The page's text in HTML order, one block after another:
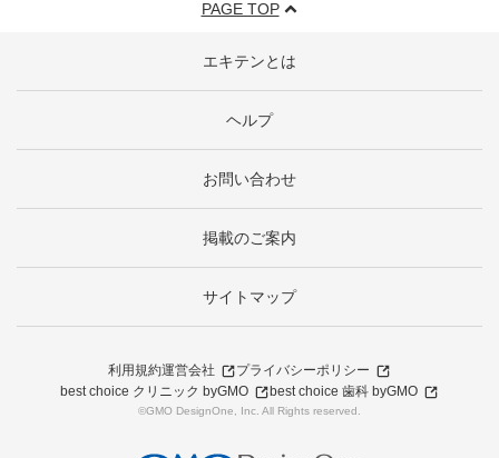
PAGE TOP
エキテンとは
ヘルプ
お問い合わせ
掲載のご案内
サイトマップ
利用規約運営会社
プライバシーポリシー
best choice クリニック byGMO
best choice 歯科 byGMO
©GMO DesignOne, Inc. All Rights reserved.